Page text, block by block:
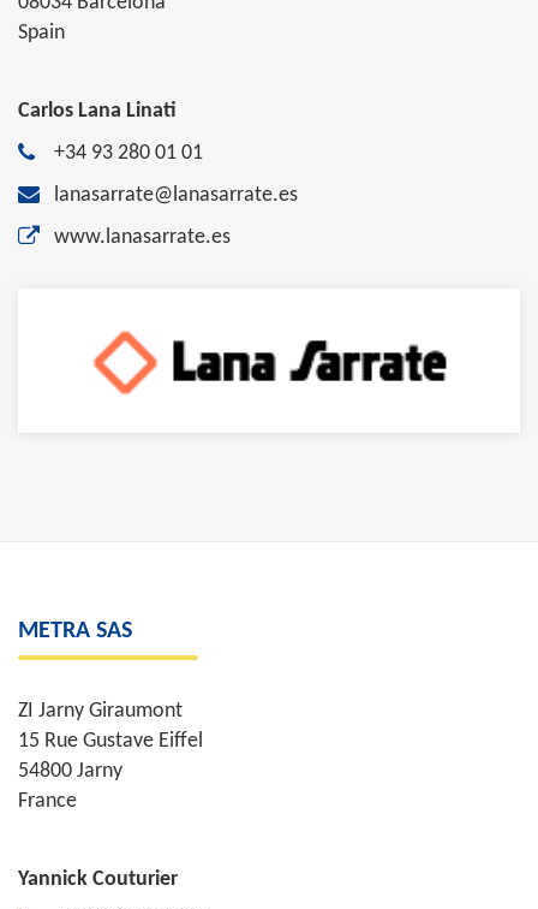
Spain
Carlos Lana Linati
+34 93 280 01 01
lanasarrate@lanasarrate.es
www.lanasarrate.es
METRA SAS
ZI Jarny Giraumont
15 Rue Gustave Eiffel
54800 Jarny
France
Yannick Couturier